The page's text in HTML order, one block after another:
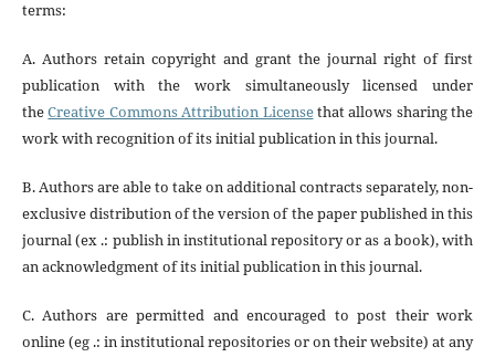
terms:
A. Authors retain copyright and grant the journal right of first
publication with the work simultaneously licensed under
theCreative Commons Attribution Licensethat allows sharing the
work with recognition of its initial publication in this journal.
B. Authors are able to take on additional contracts separately, non-
exclusive distribution of the version of the paper published in this
journal (ex .: publish in institutional repository or as a book), with
an acknowledgment of its initial publication in this journal.
C. Authors are permitted and encouraged to post their work
online (eg .: in institutional repositories or on their website) at any